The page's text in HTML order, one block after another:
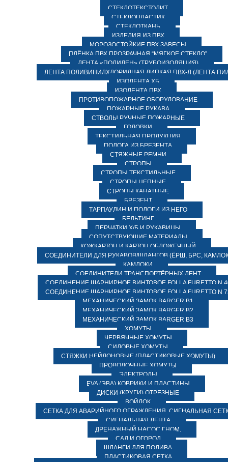
СТЕКЛОТЕКСТОЛИТ
СТЕКЛОПЛАСТИК
СТЕКЛОТКАНЬ
ИЗДЕЛИЯ ИЗ ПВХ
МОРОЗОСТОЙКИЕ ПВХ ЗАВЕСЫ
ПЛЁНКА ПВХ ПРОЗРАЧНАЯ “МЯГКОЕ СТЕКЛО”
ЛЕНТА «ПОЛИЛЕН» (ТРУБОИЗОЛЯЦИЯ)
ЛЕНТА ПОЛИВИНИЛХЛОРИДНАЯ ЛИПКАЯ ПВХ-Л (ЛЕНТА
ИЗОЛЕНТА ХБ
ИЗОЛЕНТА ПВХ
ПРОТИВОПОЖАРНОЕ ОБОРУДОВАНИЕ
ПОЖАРНЫЕ РУКАВА
СТВОЛЫ РУЧНЫЕ ПОЖАРНЫЕ
ГОЛОВКИ
ТЕКСТИЛЬНАЯ ПРОДУКЦИЯ
ПОЛОГА ИЗ БРЕЗЕНТА
СТЯЖНЫЕ РЕМНИ
СТРОПЫ
СТРОПЫ ТЕКСТИЛЬНЫЕ
СТРОПЫ ЦЕПНЫЕ
СТРОПЫ КАНАТНЫЕ
БРЕЗЕНТ
ТАРПАУЛИН И ПОЛОГИ ИЗ НЕГО
БЕЛЬТИНГ
ПЕРЧАТКИ Х/Б И РУКАВИЦЫ
СОПУТСТВУЮЩИЕ МАТЕРИАЛЫ
КОЖКАРТОН И КАРТОН ОБЛОЖЕЧНЫЙ
СОЕДИНИТЕЛИ ДЛЯ РУКАВОВ/ШЛАНГОВ (ЁРШ, БРС,
КАМЛОКИ
СОЕДИНИТЕЛИ ТРАНСПОРТЁРНЫХ ЛЕНТ
СОЕДИНЕНИЕ ШАРНИРНОЕ ВИНТОВОЕ FOLLA FURETTO N
СОЕДИНЕНИЕ ШАРНИРНОЕ ВИНТОВОЕ FOLLA FURETTO N
МЕХАНИЧЕСКИЙ ЗАМОК BARGER B1
МЕХАНИЧЕСКИЙ ЗАМОК BARGER B2
МЕХАНИЧЕСКИЙ ЗАМОК BARGER B3
ХОМУТЫ
ЧЕРВЯЧНЫЕ ХОМУТЫ
СИЛОВЫЕ ХОМУТЫ
СТЯЖКИ НЕЙЛОНОВЫЕ (ПЛАСТИКОВЫЕ ХОМУТЫ)
ПРОВОЛОЧНЫЕ ХОМУТЫ
ЭЛЕКТРОДЫ
EVA (ЭВА) КОВРИКИ И ПЛАСТИНЫ
ДИСКИ (КРУГИ) ОТРЕЗНЫЕ
ВОЙЛОК
СЕТКА ДЛЯ АВАРИЙНОГО ОГРАЖДЕНИЯ, СИГНАЛЬНАЯ
СИГНАЛЬНАЯ ЛЕНТА
ДРЕНАЖНЫЙ НАСОС ГНОМ.
САД И ОГОРОД
ШЛАНГИ ДЛЯ ПОЛИВА
ПЛАСТИКОВАЯ СЕТКА